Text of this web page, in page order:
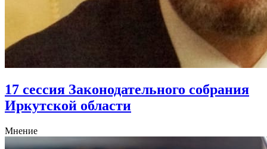
17 сессия Законодательного собрания
Иркутской области
Мнение